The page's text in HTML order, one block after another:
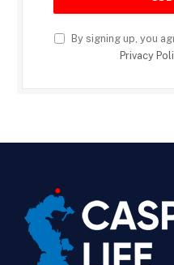
By signing up, you
Privacy